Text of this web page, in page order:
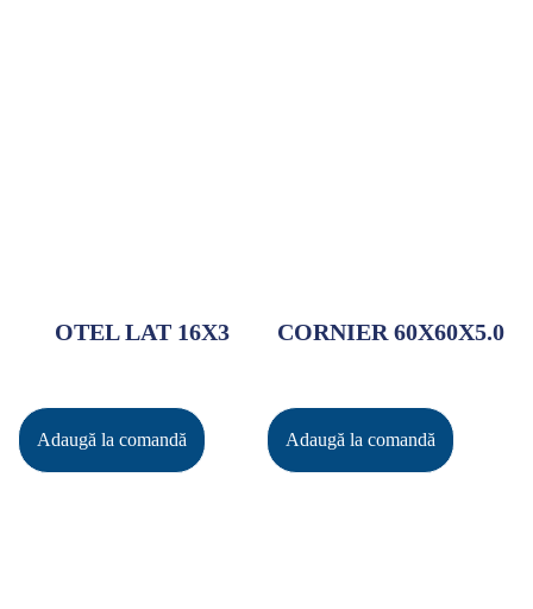
OTEL LAT 16X3
Adaugă la comandă
CORNIER 60X60X5.0
Adaugă la comandă